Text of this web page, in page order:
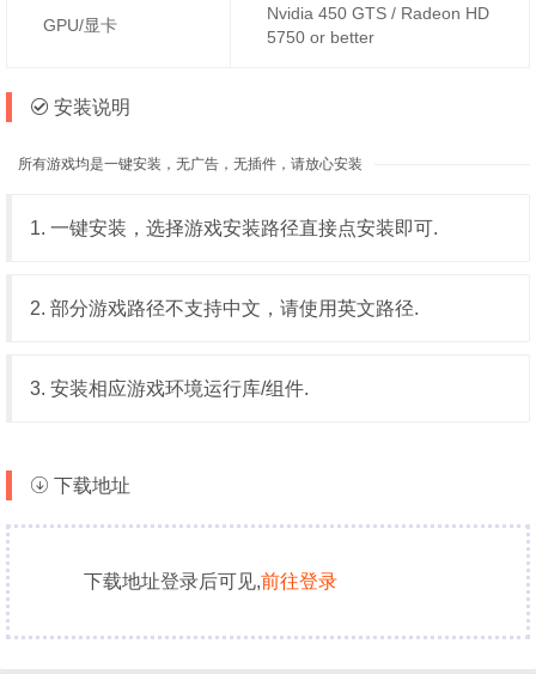
GPU/显卡
Nvidia 450 GTS / Radeon HD
5750 or better
安装说明
所有游戏均是一键安装，无广告，无插件，请放心安装
1. 一键安装，选择游戏安装路径直接点安装即可.
2. 部分游戏路径不支持中文，请使用英文路径.
3. 安装相应游戏环境运行库/组件.
下载地址
下载地址登录后可见,前往登录